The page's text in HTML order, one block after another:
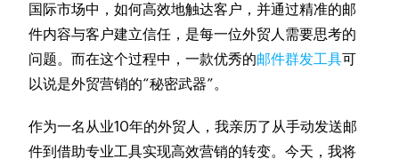
国际市场中，如何高效地触达客户，并通过精准的邮
件内容与客户建立信任，是每一位外贸人需要思考的
问题。而在这个过程中，一款优秀的邮件群发工具可
以说是外贸营销的“秘密武器”。
作为一名从业10年的外贸人，我亲历了从手动发送邮
件到借助专业工具实现高效营销的转变。今天，我将